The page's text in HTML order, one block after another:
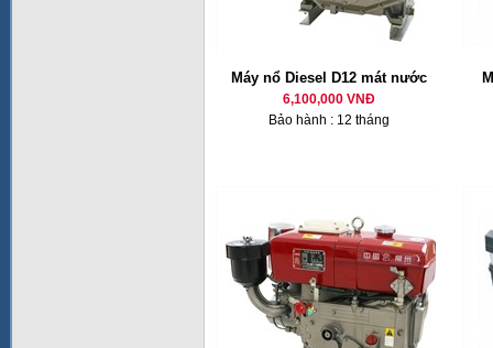
Máy nổ Diesel D12 mát nước
6,100,000 VNĐ
Bảo hành : 12 tháng